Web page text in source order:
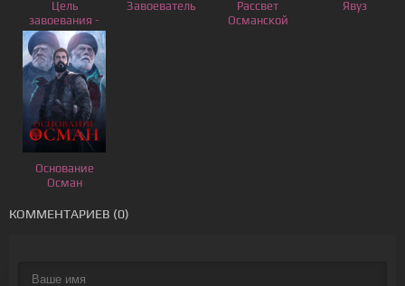
Цель
завоевания -
Красное
яблоко
Завоеватель
Рассвет
Османской
Явуз
Основание
Осман
КОММЕНТАРИЕВ (0)